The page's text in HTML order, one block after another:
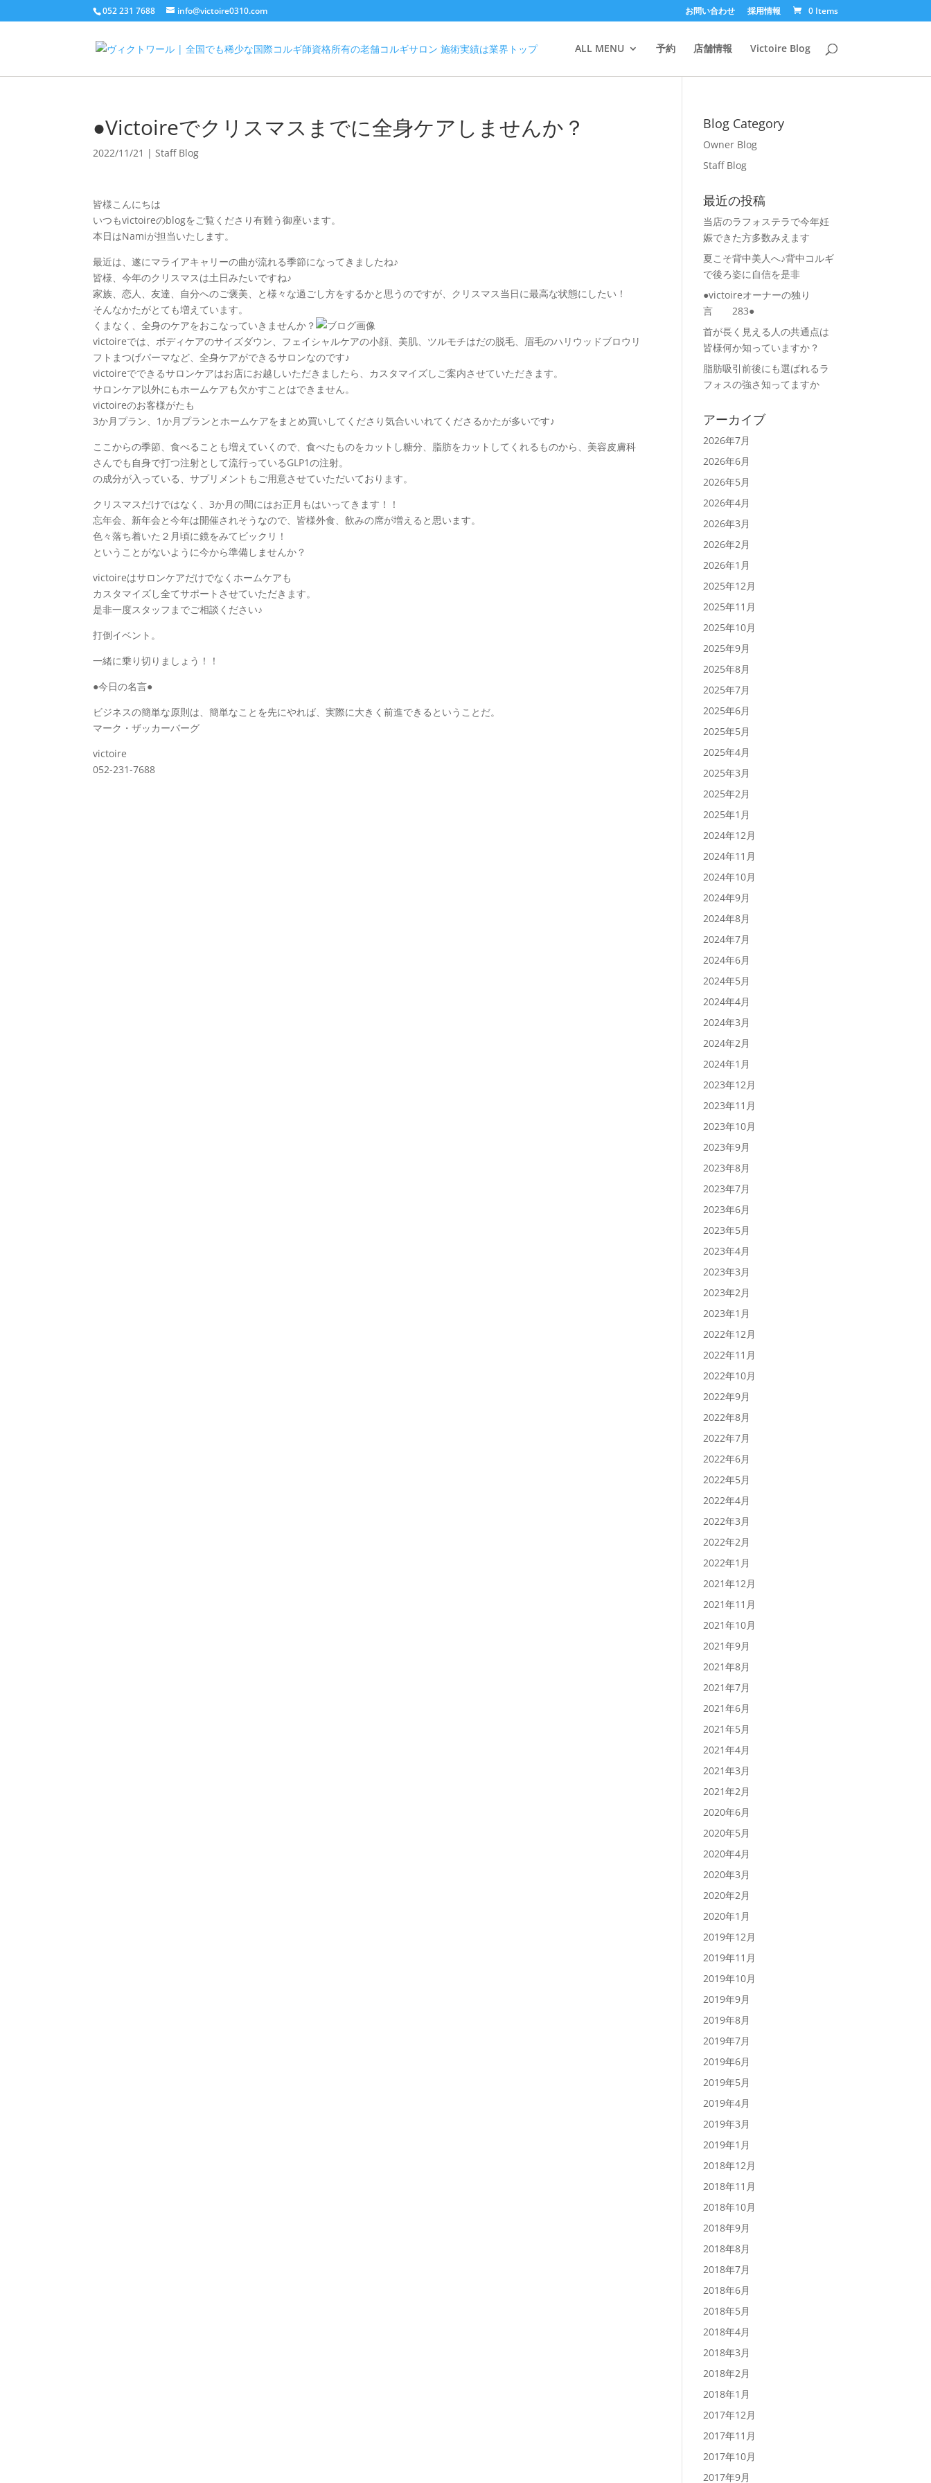
052 231 7688 info@victoire0310.com お問い合わせ 採用情報 0 Items
ALL MENU 予約 店舗情報 Victoire Blog
●Victoireでクリスマスまでに全身ケアしませんか？
2022/11/21 |Staff Blog
皆様こんにちは
いつもvictoireのblogをご覧くださり有難う御座います。
本日はNamiが担当いたします。
最近は、遂にマライアキャリーの曲が流れる季節になってきましたね♪
皆様、今年のクリスマスは土日みたいですね♪
家族、恋人、友達、自分へのご褒美、と様々な過ごし方をするかと思うのですが、クリスマス当日に最高な状態にしたい！
そんなかたがとても増えています。
くまなく、全身のケアをおこなっていきませんか？
victoireでは、ボディケアのサイズダウン、フェイシャルケアの小顔、美肌、ツルモチはだの脱毛、眉毛のハリウッドブロウリ
フトまつげパーマなど、全身ケアができるサロンなのです♪
victoireでできるサロンケアはお店にお越しいただきましたら、カスタマイズしご案内させていただきます。
サロンケア以外にもホームケアも欠かすことはできません。
victoireのお客様がたも
3か月プラン、1か月プランとホームケアをまとめ買いしてくださり気合いいれてくださるかたが多いです♪
ここからの季節、食べることも増えていくので、食べたものをカットし糖分、脂肪をカットしてくれるものから、美容皮膚科
さんでも自身で打つ注射として流行っているGLP1の注射。
の成分が入っている、サプリメントもご用意させていただいております。
クリスマスだけではなく、3か月の間にはお正月もはいってきます！！
忘年会、新年会と今年は開催されそうなので、皆様外食、飲みの席が増えると思います。
色々落ち着いた２月頃に鏡をみてビックリ！
ということがないように今から準備しませんか？
victoireはサロンケアだけでなくホームケアも
カスタマイズし全てサポートさせていただきます。
是非一度スタッフまでご相談ください♪
打倒イベント。
一緒に乗り切りましょう！！
●今日の名言●
ビジネスの簡単な原則は、簡単なことを先にやれば、実際に大きく前進できるということだ。
マーク・ザッカーバーグ
victoire
052-231-7688
Blog Category
Owner Blog
Staff Blog
最近の投稿
当店のラフォステラで今年妊
娠できた方多数みえます
夏こそ背中美人へ♪背中コルギ
で後ろ姿に自信を是非
●victoireオーナーの独り
言 283●
首が長く見える人の共通点は
皆様何か知っていますか？
脂肪吸引前後にも選ばれるラ
フォスの強さ知ってますか
アーカイブ
2026年7月
2026年6月
2026年5月
2026年4月
2026年3月
2026年2月
2026年1月
2025年12月
2025年11月
2025年10月
2025年9月
2025年8月
2025年7月
2025年6月
2025年5月
2025年4月
2025年3月
2025年2月
2025年1月
2024年12月
2024年11月
2024年10月
2024年9月
2024年8月
2024年7月
2024年6月
2024年5月
2024年4月
2024年3月
2024年2月
2024年1月
2023年12月
2023年11月
2023年10月
2023年9月
2023年8月
2023年7月
2023年6月
2023年5月
2023年4月
2023年3月
2023年2月
2023年1月
2022年12月
2022年11月
2022年10月
2022年9月
2022年8月
2022年7月
2022年6月
2022年5月
2022年4月
2022年3月
2022年2月
2022年1月
2021年12月
2021年11月
2021年10月
2021年9月
2021年8月
2021年7月
2021年6月
2021年5月
2021年4月
2021年3月
2021年2月
2020年6月
2020年5月
2020年4月
2020年3月
2020年2月
2020年1月
2019年12月
2019年11月
2019年10月
2019年9月
2019年8月
2019年7月
2019年6月
2019年5月
2019年4月
2019年3月
2019年1月
2018年12月
2018年11月
2018年10月
2018年9月
2018年8月
2018年7月
2018年6月
2018年5月
2018年4月
2018年3月
2018年2月
2018年1月
2017年12月
2017年11月
2017年10月
2017年9月